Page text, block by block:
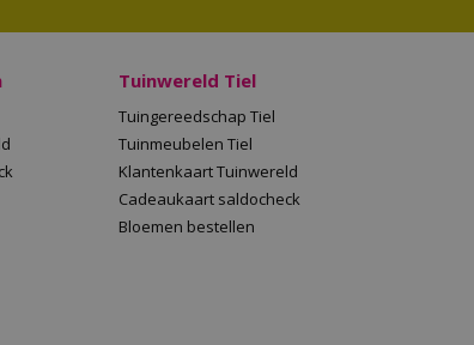
Tuinwereld Tiel
Tuingereedschap Tiel
Tuinmeubelen Tiel
Klantenkaart Tuinwereld
Cadeaukaart saldocheck
Bloemen bestellen